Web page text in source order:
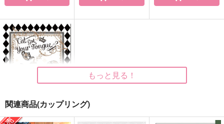
Twitterログ本１
Lila
1,810円 （税込）
アーサー×本田菊
サンプル サンプル サンプル
もっと見る！
関連商品(カップリング)